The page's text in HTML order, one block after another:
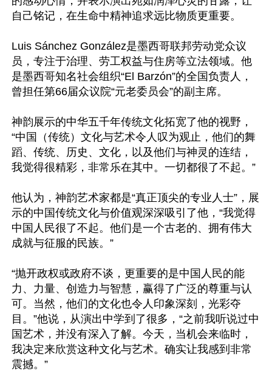
自己铭记，在生命中精神追求远比物质更重要。
Luis Sánchez González是墨西哥联邦劳动党众议
员，专注于治理、劳工权益与住房等立法领域。他
是墨西哥知名社会组织“El Barzón”的全国负责人，
曾担任第66届众议院“元老委员会”的副主席。
神韵展示的中华五千年传统文化拓宽了他的视野，
“中国（传统）文化与艺术令人叹为观止，他们的舞
蹈、传统、历史、文化，以及他们与神灵的连结，
我觉得很精彩，非常乐在其中。一切都很了不起。”
他认为，神韵艺术家都是“真正顶尖的专业人士”，展
示的中国传统文化与价值观深深吸引了他，“我觉得
中国人民很了不起。他们是一个古老的、拥有伟大
成就与征服的民族。”
“抛开政权或政府不谈，更重要的是中国人民的能
力、力量、创造力与智慧，赢得了广泛的尊重与认
可。当然，他们的文化也令人印象深刻，光彩夺
目。”他说，从演出中学到了很多，“之前我听说过中
国艺术，并没有深入了解。今天，当机会来临时，
我决定来欣赏这种文化与艺术。确实让我感到非常
震撼。”